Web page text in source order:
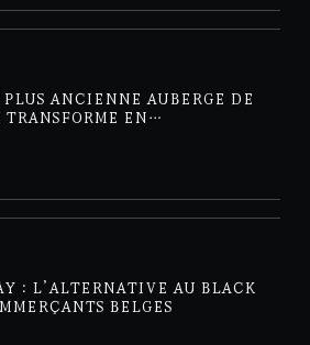
ANCIENNE AUBERGE DE
EN
: L’ALTERNATIVE AU BLACK
BELGES